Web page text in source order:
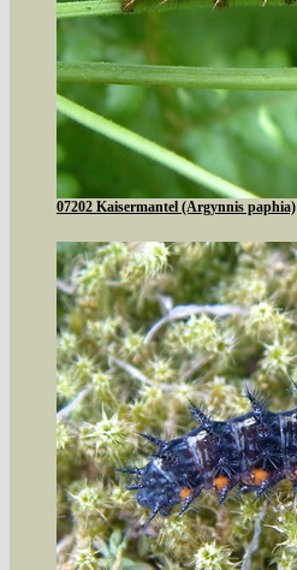
07202 Kaisermantel (Argynnis paphia)